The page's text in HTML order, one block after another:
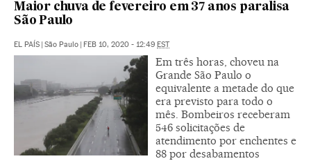
Maior chuva de fevereiro em 37 anos paralisa
São Paulo
EL PAÍS | São Paulo | FEB 10, 2020 - 12:49 EST
Em três horas, choveu na
Grande São Paulo o
equivalente a metade do que
era previsto para todo o
mês. Bombeiros receberam
546 solicitações de
atendimento por enchentes e
88 por desabamentos